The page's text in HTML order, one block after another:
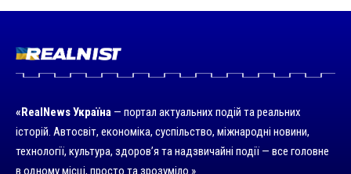
«RealNews Україна — портал актуальних подій та реальних
історій. Автосвіт, економіка, суспільство, міжнародні новини,
технології, культура, здоров’я та надзвичайні події — все головне
в одному місці, просто та зрозуміло.»